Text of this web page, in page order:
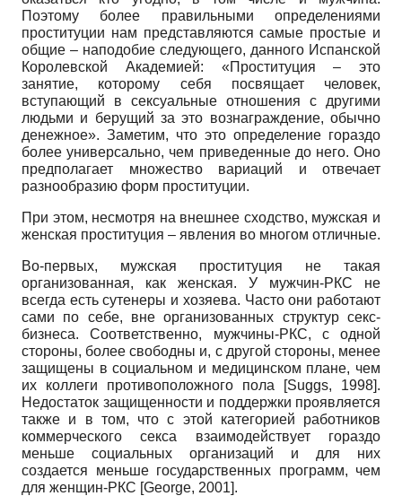
Поэтому более правильными определениями
проституции нам представляются самые простые и
общие – наподобие следующего, данного Испанской
Королевской Академией: «Проституция – это
занятие, которому себя посвящает человек,
вступающий в сексуальные отношения с другими
людьми и берущий за это вознаграждение, обычно
денежное». Заметим, что это определение гораздо
более универсально, чем приведенные до него. Оно
предполагает множество вариаций и отвечает
разнообразию форм проституции.
При этом, несмотря на внешнее сходство, мужская и
женская проституция – явления во многом отличные.
Во-первых, мужская проституция не такая
организованная, как женская. У мужчин-РКС не
всегда есть сутенеры и хозяева. Часто они работают
сами по себе, вне организованных структур секс-
бизнеса. Соответственно, мужчины-РКС, с одной
стороны, более свободны и, с другой стороны, менее
защищены в социальном и медицинском плане, чем
их коллеги противоположного пола [Suggs, 1998].
Недостаток защищенности и поддержки проявляется
также и в том, что с этой категорией работников
коммерческого секса взаимодействует гораздо
меньше социальных организаций и для них
создается меньше государственных программ, чем
для женщин-РКС [George, 2001].